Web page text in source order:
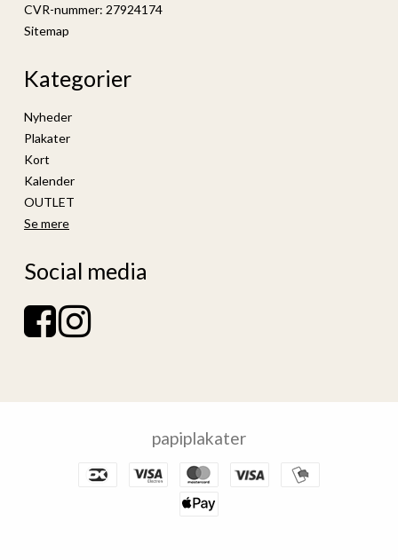
CVR-nummer: 27924174
Sitemap
Kategorier
Nyheder
Plakater
Kort
Kalender
OUTLET
Se mere
Social media
papiplakater